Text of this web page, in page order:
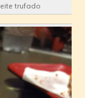
trufado